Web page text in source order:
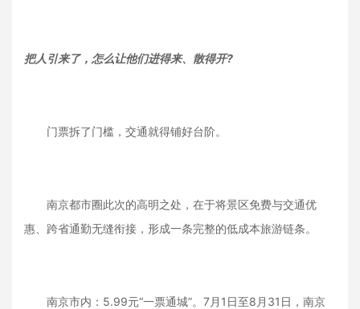
把人引来了，怎么让他们进得来、散得开?
门票拆了门槛，交通就得铺好台阶。
南京都市圈此次的高明之处，在于将景区免费与交通优
惠、跨省通勤无缝衔接，形成一条完整的低成本旅游链条。
南京市内：5.99元“一票通城”。7月1日至8月31日，南京